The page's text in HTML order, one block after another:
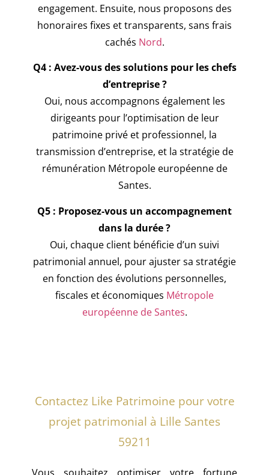
engagement. Ensuite, nous proposons des
honoraires fixes et transparents, sans frais
cachés Nord.
Q4 : Avez-vous des solutions pour les chefs
d’entreprise ?
Oui, nous accompagnons également les
dirigeants pour l’optimisation de leur
patrimoine privé et professionnel, la
transmission d’entreprise, et la stratégie de
rémunération Métropole européenne de
Santes.
Q5 : Proposez-vous un accompagnement
dans la durée ?
Oui, chaque client bénéficie d’un suivi
patrimonial annuel, pour ajuster sa stratégie
en fonction des évolutions personnelles,
fiscales et économiques Métropole
européenne de Santes.
Contactez Like Patrimoine pour votre
projet patrimonial à Lille Santes
59211